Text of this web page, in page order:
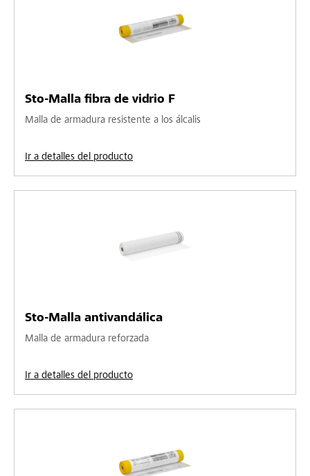
Sto-Malla fibra de vidrio F
Malla de armadura resistente a los álcalis
Ir a detalles del producto
Sto-Malla antivandálica
Malla de armadura reforzada
Ir a detalles del producto